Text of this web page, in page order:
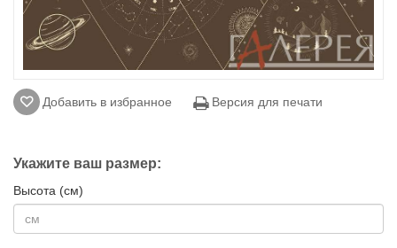
Добавить в избранное Версия для печати
Укажите ваш размер:
Высота (см)